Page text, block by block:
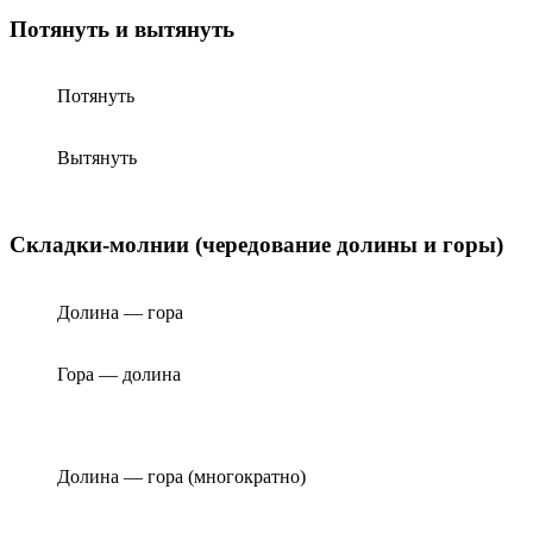
Потянуть и вытянуть
Потянуть
Вытянуть
Складки-молнии (чередование долины и горы)
Долина — гора
Гора — долина
Долина — гора (многократно)